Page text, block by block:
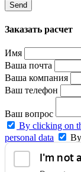
Send
Заказать расчет
Имя
Ваша почта
Ваша компания
Ваш телефон
Ваш вопрос
By clicking on
personal data
agreement